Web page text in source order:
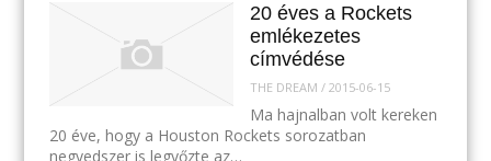
20 éves a Rockets
emlékezetes
címvédése
THE DREAM / 2015-06-15
Ma hajnalban volt kereken
20 éve, hogy a Houston Rockets sorozatban
negyedszer is legyőzte az…